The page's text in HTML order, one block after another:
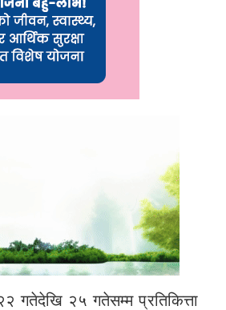
गतेदेखि २५ गतेसम्म प्रतिकित्ता